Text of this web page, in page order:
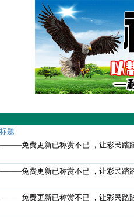
标题
免费更新已称赏不已 ，让彩民踏
免费更新已称赏不已 ，让彩民踏
免费更新已称赏不已 ，让彩民踏